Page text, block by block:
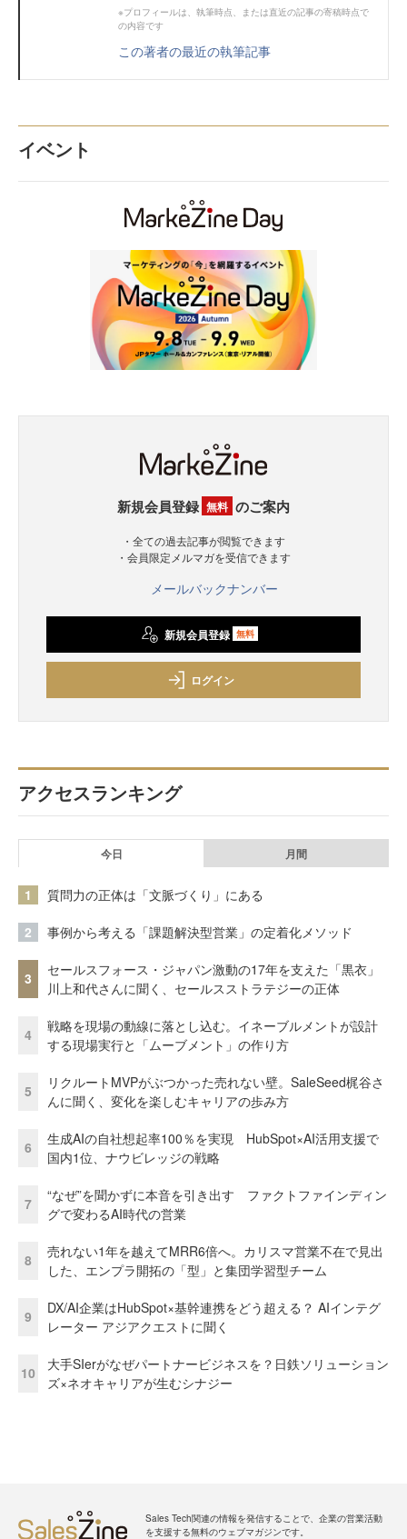
※プロフィールは、執筆時点、または直近の記事の寄稿時点で
の内容です
この著者の最近の執筆記事
イベント
新規会員登録 無料 のご案内
・全ての過去記事が閲覧できます
・会員限定メルマガを受信できます
メールバックナンバー
新規会員登録 無料
ログイン
アクセスランキング
今日 月間
1 質問力の正体は「文脈づくり」にある
2 事例から考える「課題解決型営業」の定着化メソッド
3
セールスフォース・ジャパン激動の17年を支えた「黒衣」
川上和代さんに聞く、セールスストラテジーの正体
4
戦略を現場の動線に落とし込む。イネーブルメントが設計
する現場実行と「ムーブメント」の作り方
5
リクルートMVPがぶつかった売れない壁。SaleSeed梶谷さ
んに聞く、変化を楽しむキャリアの歩み方
6
生成AIの自社想起率100％を実現 HubSpot×AI活用支援で
国内1位、ナウビレッジの戦略
7
“なぜ”を聞かずに本音を引き出す ファクトファインディン
グで変わるAI時代の営業
8
売れない1年を越えてMRR6倍へ。カリスマ営業不在で見出
した、エンプラ開拓の「型」と集団学習型チーム
9
DX/AI企業はHubSpot×基幹連携をどう超える？ AIインテグ
レーター アジアクエストに聞く
10
大手SIerがなぜパートナービジネスを？日鉄ソリューション
ズ×ネオキャリアが生むシナジー
Sales Tech関連の情報を発信することで、企業の営業活動
を支援する無料のウェブマガジンです。